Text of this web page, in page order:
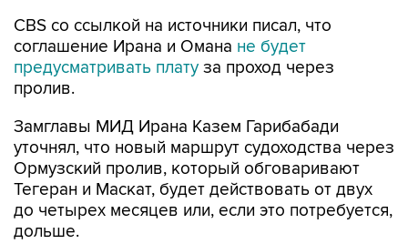
CBS со ссылкой на источники писал, что
соглашение Ирана и Омана не будет
предусматривать плату за проход через
пролив.
Замглавы МИД Ирана Казем Гарибабади
уточнял, что новый маршрут судоходства через
Ормузский пролив, который обговаривают
Тегеран и Маскат, будет действовать от двух
до четырех месяцев или, если это потребуется,
дольше.